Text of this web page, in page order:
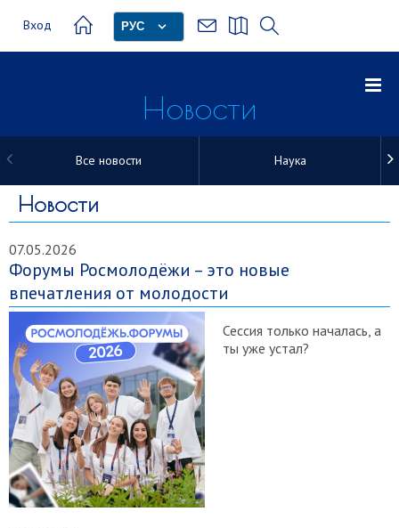
Вход РУС
Новости
Все новости Наука
Новости
07.05.2026
Форумы Росмолодёжи – это новые
впечатления от молодости
Сессия только началась, а
ты уже устал?